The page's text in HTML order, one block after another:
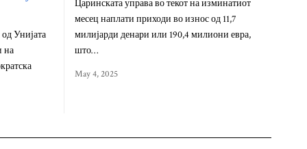
Унијата
на
Царинската управа во текот на изминатиот
месец наплати приходи во износ од 11,7
милијарди денари или 190,4 милиони евра,
што…
May 4, 2025